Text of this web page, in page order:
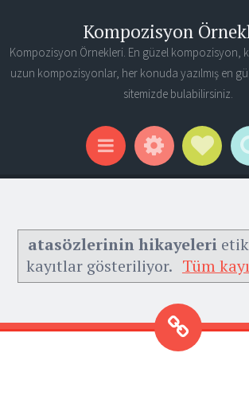
Kompozisyon
Kompozisyon Örnekleri. En güzel kompozisyon,
uzun kompozisyonlar, her konuda yazılmış en
sitemizde bulabilirsiniz.
Menu WidgetsSocial
atasözlerinin hikayeleri
kayıtlar gösteriliyor. Tüm